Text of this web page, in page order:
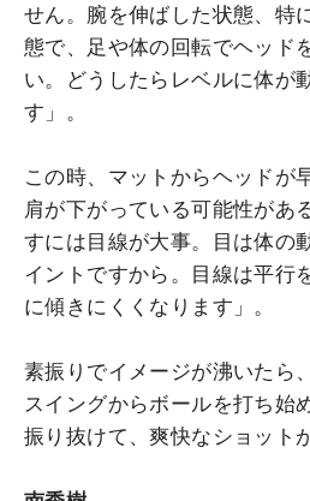
せん。腕を伸ばした状態、特
態で、足や体の回転でヘッド
い。どうしたらレベルに体が
す」。
この時、マットからヘッドが
肩が下がっている可能性があ
すには目線が大事。目は体の
イントですから。目線は平行
に傾きにくくなります」。
素振りでイメージが沸いたら
スイングからボールを打ち始
振り抜けて、爽快なショット